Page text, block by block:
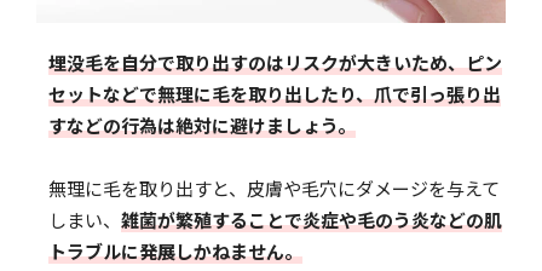
埋没毛を自分で取り出すのはリスクが大きいため、ピン
セットなどで無理に毛を取り出したり、爪で引っ張り出
すなどの行為は絶対に避けましょう。
無理に毛を取り出すと、皮膚や毛穴にダメージを与えて
しまい、 雑菌が繁殖することで炎症や毛のう炎などの肌
トラブルに発展しかねません。